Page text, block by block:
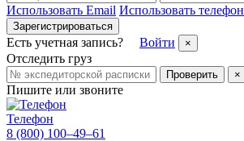
Использовать Email Использовать телефон
Зарегистрироваться
Есть учетная запись? Войти ×
Отследить груз
Проверить ×
Пишите или звоните
Телефон
8 (800) 100–49–61